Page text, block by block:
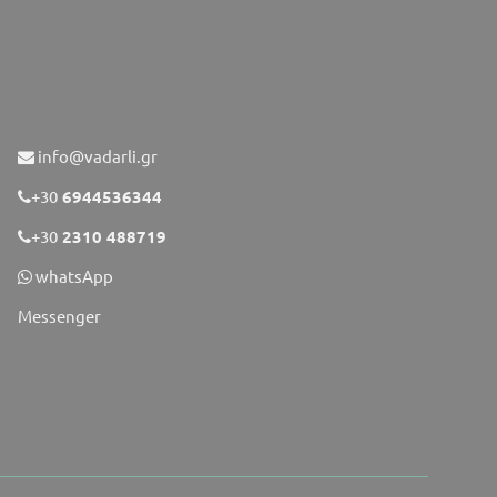
info@vadarli.gr
+306944536344
+302310 488719
whatsApp
Messenger